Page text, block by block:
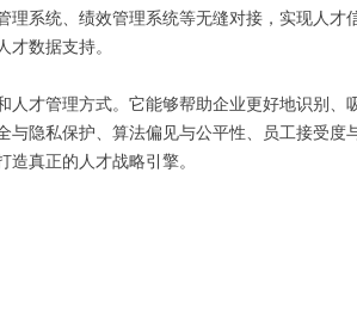
系统、绩效管理系统等无缝对接，实现人才
才数据支持。
才管理方式。它能够帮助企业更好地识别、
隐私保护、算法偏见与公平性、员工接受度
真正的人才战略引擎。